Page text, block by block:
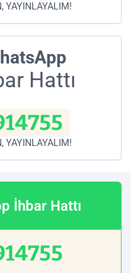
YAYINLAYALIM!
Hattı
YAYINLAYALIM!
İhbar Hattı